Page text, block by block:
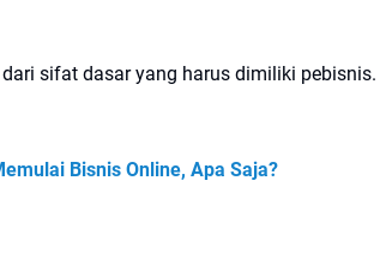
sifat dasar yang harus dimiliki pebisnis.
Bisnis Online, Apa Saja?